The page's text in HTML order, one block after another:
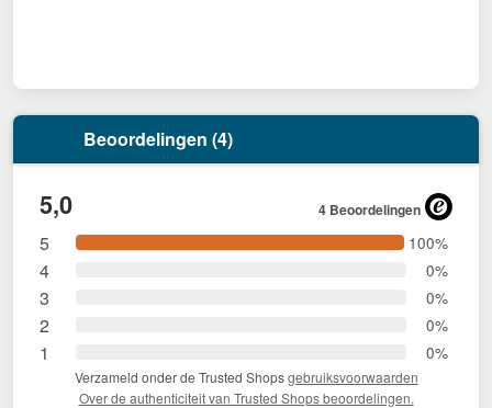
Beoordelingen (4)
5,0 4 Beoordelingen
5 100%
4 0%
3 0%
2 0%
1 0%
Verzameld onder de Trusted Shopsgebruiksvoorwaarden
Over de authenticiteit van Trusted Shops beoordelingen.